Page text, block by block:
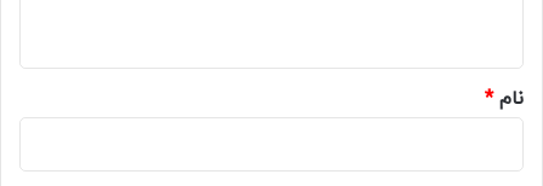
نام*